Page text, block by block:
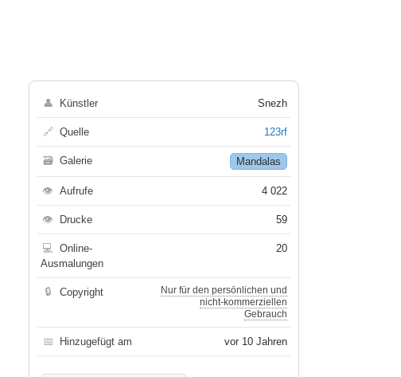
👤 Künstler Snezh
🔗 Quelle 123rf
🗃 Galerie Mandalas
👁 Aufrufe 4 022
👁 Drucke 59
💻
Online-
Ausmalungen
20
🔒 Copyright
Nur für den persönlichen und
nicht-kommerziellen
Gebrauch
📅 Hinzugefügt am vor 10 Jahren